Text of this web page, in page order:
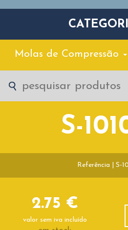
Molas de Compressão
S-
Referência | S-
2.75 €
valor sem iva incluído